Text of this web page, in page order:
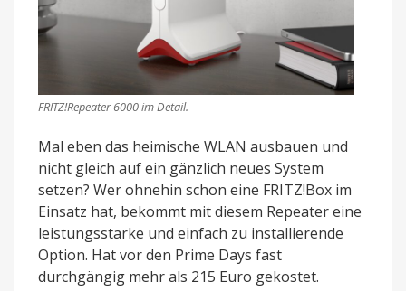
FRITZ!Repeater 6000 im Detail.
Mal eben das heimische WLAN ausbauen und
nicht gleich auf ein gänzlich neues System
setzen? Wer ohnehin schon eine FRITZ!Box im
Einsatz hat, bekommt mit diesem Repeater eine
leistungsstarke und einfach zu installierende
Option. Hat vor den Prime Days fast
durchgängig mehr als 215 Euro gekostet.